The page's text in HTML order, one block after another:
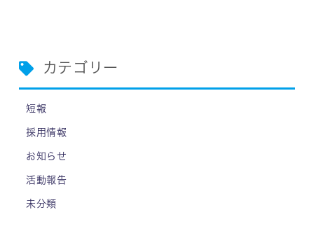
カテゴリー
短報
採用情報
お知らせ
活動報告
未分類